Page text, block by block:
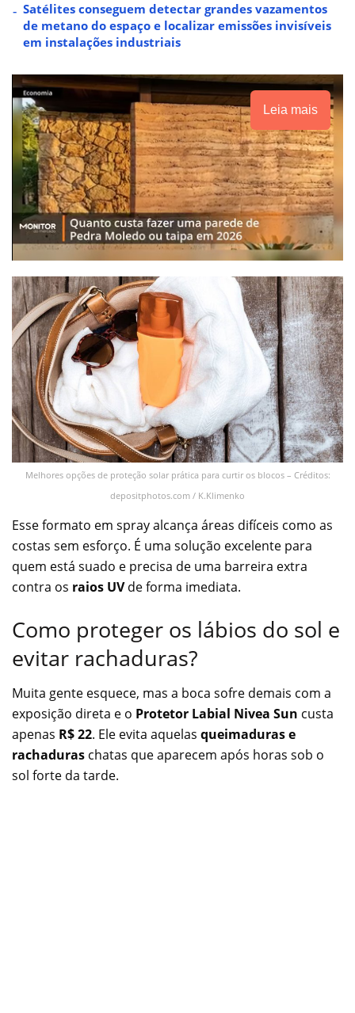
Satélites conseguem detectar grandes vazamentos
de metano do espaço e localizar emissões invisíveis
em instalações industriais
Leia mais
Melhores opções de proteção solar prática para curtir os blocos – Créditos:
depositphotos.com / K.Klimenko
Esse formato em spray alcança áreas difíceis como as
costas sem esforço. É uma solução excelente para
quem está suado e precisa de uma barreira extra
contra os raios UVde forma imediata.
Como proteger os lábios do sol e
evitar rachaduras?
Muita gente esquece, mas a boca sofre demais com a
exposição direta e o Protetor Labial Nivea Sun custa
apenas R$ 22. Ele evita aquelas queimaduras e
rachaduras chatas que aparecem após horas sob o
sol forte da tarde.